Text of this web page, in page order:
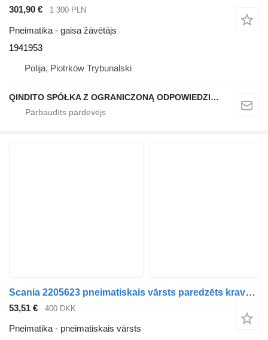
301,90 € 1 300 PLN
Pneimatika - gaisa žāvētājs
1941953
Polija, Piotrków Trybunalski
QINDITO SPÓŁKA Z OGRANICZONĄ ODPOWIEDZIALNOŚCIĄ
Scania 2205623 pneimatiskais vārsts paredzēts kravas automašīnas
53,51 € 400 DKK
Pneimatika - pneimatiskais vārsts